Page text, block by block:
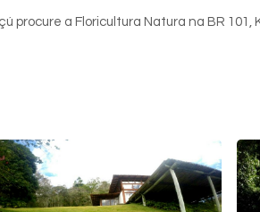
a Floricultura Natura na BR 101,